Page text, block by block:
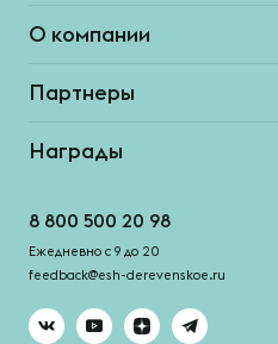
О компании
Партнеры
Награды
8 800 500 20 98
Ежедневно с 9 до 20
feedback@esh-derevenskoe.ru